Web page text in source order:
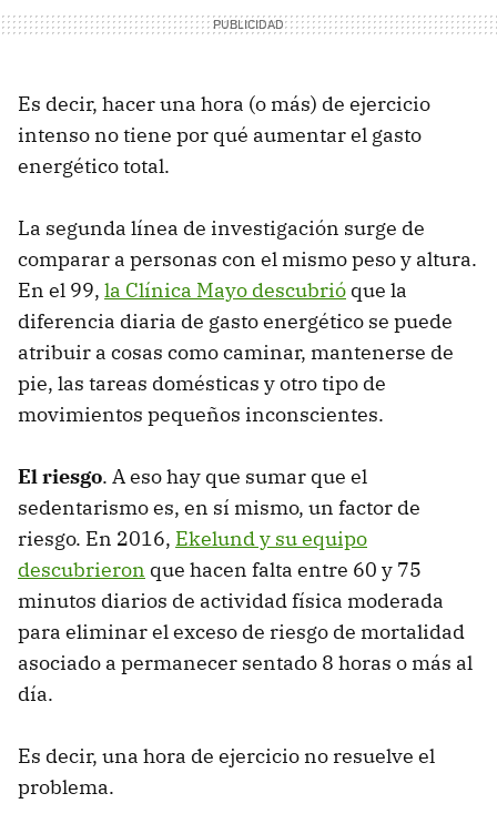
Es decir, hacer una hora (o más) de ejercicio
intenso no tiene por qué aumentar el gasto
energético total.
La segunda línea de investigación surge de
comparar a personas con el mismo peso y altura.
En el 99, la Clínica Mayo descubrió que la
diferencia diaria de gasto energético se puede
atribuir a cosas como caminar, mantenerse de
pie, las tareas domésticas y otro tipo de
movimientos pequeños inconscientes.
El riesgo. A eso hay que sumar que el
sedentarismo es, en sí mismo, un factor de
riesgo. En 2016, Ekelund y su equipo
descubrieron que hacen falta entre 60 y 75
minutos diarios de actividad física moderada
para eliminar el exceso de riesgo de mortalidad
asociado a permanecer sentado 8 horas o más al
día.
Es decir, una hora de ejercicio no resuelve el
problema.